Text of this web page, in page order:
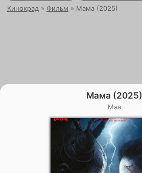
Кинокрад » Фильм » Мама (2025)
Мама (2025)
Maa